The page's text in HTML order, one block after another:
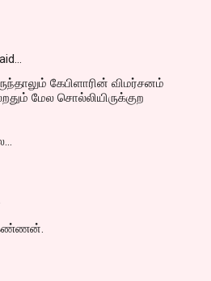
கேபிளாரின் விமர்சனம்
மேல சொல்லியிருக்குற